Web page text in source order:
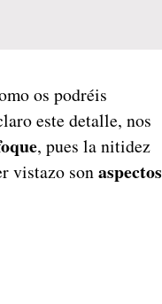
os podréis
este detalle, nos
, pues la nitidez
vistazo sonaspectos